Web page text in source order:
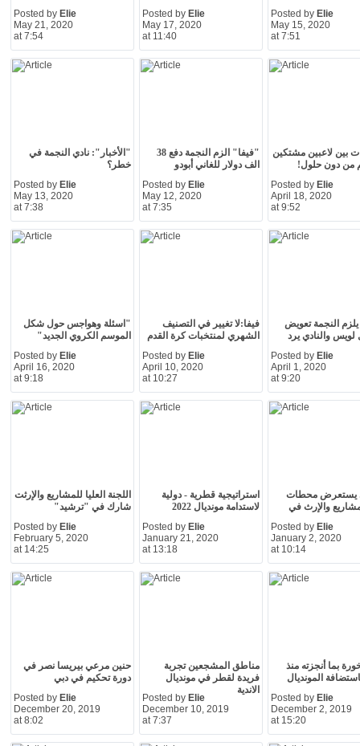
Posted by Elie
May 21, 2020
at 7:54
Posted by Elie
May 17, 2020
at 11:40
Posted by Elie
May 15, 2020
at 7:51
"الأخبار": نادي النجمة في
خطر؟
Posted by Elie
May 13, 2020
at 7:38
"فيفا" الزم النجمة دفع 38
الف دولار للغاني أبودو
Posted by Elie
May 12, 2020
at 7:35
بين لاعبين مشتكين
من دون حلول!
Posted by Elie
April 18, 2020
at 9:52
"اسئلة وهواجس حول شكل
الموسم الكروي الجديد"
Posted by Elie
April 16, 2020
at 9:18
فيفا:لا تغيير في التصنيف
الشهري لمنتخبات كرة القدم
Posted by Elie
April 10, 2020
at 10:27
النجمة تعويض
لويس والنادي يرد
Posted by Elie
April 1, 2020
at 9:20
اللجنة العليا للمشاريع والإرثت
شارك في "ترشيد"
Posted by Elie
February 5, 2020
at 14:25
استراتيجية قطرية - دولية
لاستدامة مونديال 2022
Posted by Elie
January 21, 2020
at 13:18
يستعرض محطات
والإرث في
Posted by Elie
January 2, 2020
at 10:14
حنين مرعي بيريسا نصر في
دورة تحكيم في دبي
Posted by Elie
December 20, 2019
at 8:02
مناطق المشجعين تجربة
فريدة لقطر في مونديال
الاندية
Posted by Elie
December 10, 2019
at 7:37
بما أنجزته منذ
المونديال
Posted by Elie
December 2, 2019
at 15:20